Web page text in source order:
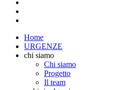
Home
URGENZE
chi siamo
Chi siamo
Progetto
Il team